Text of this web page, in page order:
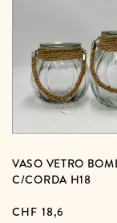
VASO VETRO
C/CORDA H18
CHF 18,6